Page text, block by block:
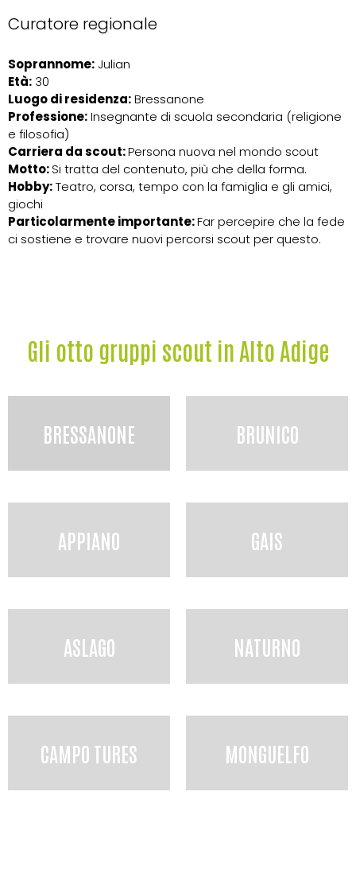
Curatore regionale
Soprannome: Julian
Età: 30
Luogo di residenza:Bressanone
Professione:Insegnante di scuola secondaria (religione
e filosofia)
Carriera da scout:Persona nuova nel mondo scout
Motto:Si tratta del contenuto, più che della forma.
Hobby:Teatro, corsa, tempo con la famiglia e gli amici,
giochi
Particolarmente importante:Far percepire che la fede
ci sostiene e trovare nuovi percorsi scout per questo.
Gli otto gruppi scout in Alto Adige
BRESSANONE BRUNICO
APPIANO GAIS
ASLAGO NATURNO
CAMPO TURES MONGUELFO